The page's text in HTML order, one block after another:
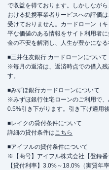
で収益を得ております。しかしなが
おける提携事業者サービスへの評価
受けておりません。カードローン（
平な価値のある情報をサイト利用者
金の不安を解消し、人生が豊かにな
■三井住友銀行 カードローンについて
※毎月の返済は、返済時点での借入
す。
■みずほ銀行カードローンについて
※みずほ銀行住宅ローンのご利用で
0.5%引き下がります。引き下げ適用
■レイクの貸付条件について
詳細の貸付条件はこちら
■アイフルの貸付条件について
※【商号】アイフル株式会社【登録
【貸付利率】3.0%～18.0%（実質年